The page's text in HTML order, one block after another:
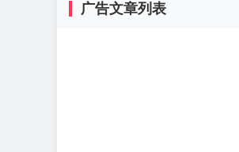
广告文章列表